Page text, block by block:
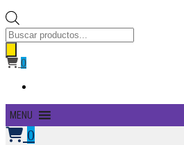
Búsqueda
de
productos
0
Primary
Menu
MENU
0